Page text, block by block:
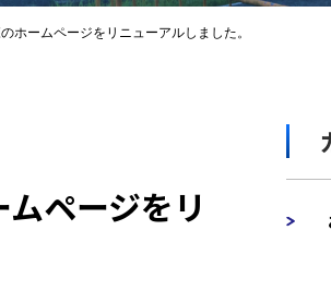
ホームページをリニューアルしました。
ページをリ